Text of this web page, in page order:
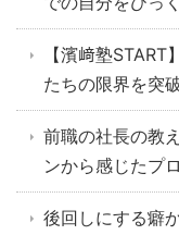
【濱﨑塾
たちの限界を突
前職の社長の教
ンから感じたプ
後回しにする癖